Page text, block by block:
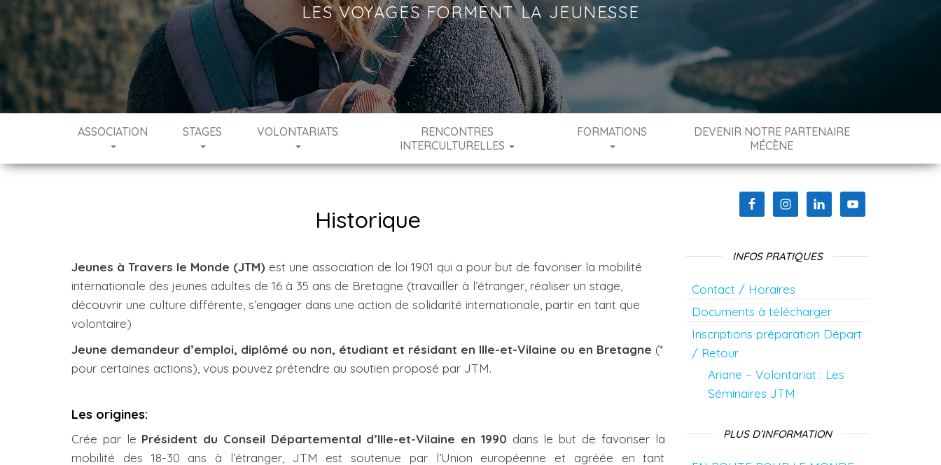
LES VOYAGES FORMENT LA JEUNESSE
ASSOCIATION STAGES VOLONTARIATS
RENCONTRES
INTERCULTURELLES
FORMATIONS
DEVENIR NOTRE PARTENAIRE
MÉCÈNE
Historique
Jeunes à Travers le Monde (JTM) est une association de loi 1901 qui a pour but de favoriser la mobilité
internationale des jeunes adultes de 16 à 35 ans de Bretagne (travailler à l’étranger, réaliser un stage,
découvrir une culture différente, s’engager dans une action de solidarité internationale, partir en tant que
volontaire)
Jeune demandeur d’emploi, diplômé ou non, étudiant et résidant en Ille-et-Vilaine ou en Bretagne (*
pour certaines actions), vous pouvez prétendre au soutien proposé par JTM.
Les origines:
Crée par le Président du Conseil Départemental d’Ille-et-Vilaine en 1990 dans le but de favoriser la
mobilité des 18-30 ans à l’étranger, JTM est soutenue par l’Union européenne et agréée en tant
INFOS PRATIQUES
Contact / Horaires
Documents à télécharger
Inscriptions préparation Départ
/ Retour
Ariane – Volontariat : Les
Séminaires JTM
PLUS D’INFORMATION